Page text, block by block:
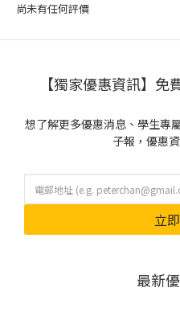
尚未有任何評價
【獨家優惠資訊】
想了解更多優惠消息、學生專
子報，優惠
立
最新